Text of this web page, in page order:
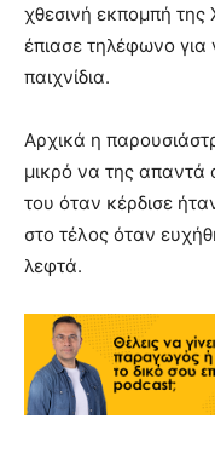
χθεσινή εκπομπή της
έπιασε τηλέφωνο για
παιχνίδια.
Αρχικά η
μικρό να της απαντά
του όταν κέρδισε
στο τέλος όταν
λεφτά.